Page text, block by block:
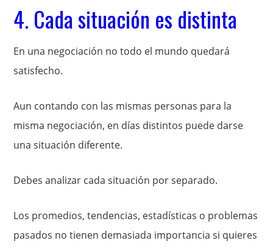
4. Cada situación es distinta
En una negociación no todo el mundo quedará
satisfecho.
Aun contando con las mismas personas para la
misma negociación, en días distintos puede darse
una situación diferente.
Debes analizar cada situación por separado.
Los promedios, tendencias, estadísticas o problemas
pasados no tienen demasiada importancia si quieres